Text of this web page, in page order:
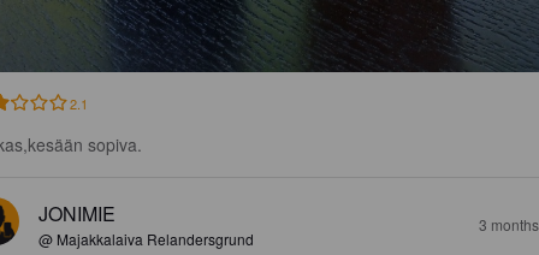
2.1
sopiva.
JONIMIE
@ Majakkalaiva Relandersgrund
3